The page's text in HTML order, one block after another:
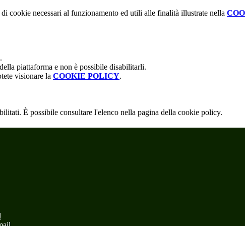
cookie necessari al funzionamento ed utili alle finalità illustrate nella
piattaforma e non è possibile disabilitarli.
visionare la COOKIE POLICY.
È possibile consultare l'elenco nella pagina della cookie policy.